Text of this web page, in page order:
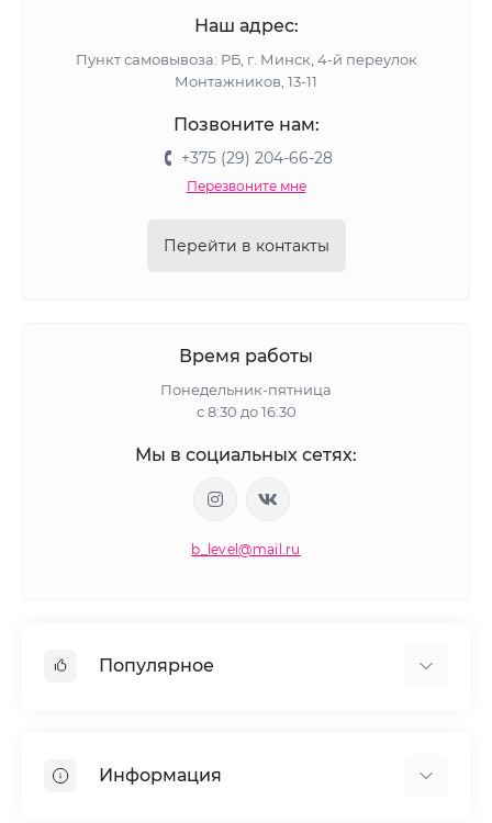
Наш адрес:
Пункт самовывоза: РБ, г. Минск, 4-й переулок
Монтажников, 13-11
Позвоните нам:
+375 (29) 204-66-28
Перезвоните мне
Перейти в контакты
Время работы
Понедельник-пятница
с 8:30 до 16:30
Мы в социальных сетях:
b_level@mail.ru
Популярное
Моделирование ресниц и бровей
Информация